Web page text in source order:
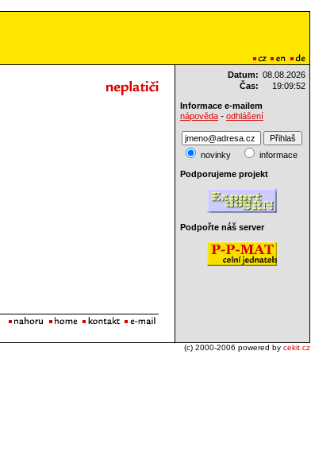
Datum: 08.08.2026
Čas:
19:09:52
Informace e-mailem
nápověda - odhlášení
novinky
informace
Podporujeme projekt
Podpořte náš server
(c) 2000-2006 powered by cekit.cz